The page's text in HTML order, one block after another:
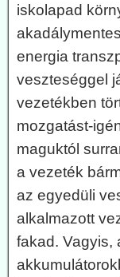
iskolapad
energia
veszteséggel
vezetékben
mozgatást-
maguktól
a vezeték
az egyedüli
alkalmazott
fakad. Vagyis,